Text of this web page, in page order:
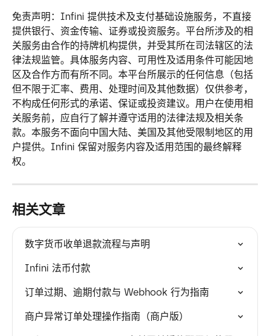
免责声明：Infini 提供技术及支付基础设施服务，不直接
提供银行、资金传输、证券或投资服务。平台所涉及的相
关服务由合作的持牌机构提供，并受其所在司法辖区的法
律法规监管。具体服务内容、可用性及适用条件可能因地
区及合作方而有所不同。本平台所展示的任何信息（包括
但不限于汇率、费用、处理时间及其他数据）仅供参考，
不构成任何形式的承诺、保证或投资建议。用户在使用相
关服务前，应自行了解并遵守适用的法律法规及相关条
款。本服务不面向中国大陆、美国及其他受限制地区的用
户提供。Infini 保留对服务内容及适用范围的最终解释
权。
相关文章
数字货币收单退款流程与声明
Infini 法币付款
订单过期、逾期付款与 Webhook 行为指南
商户异常订单处理操作指南（商户版）